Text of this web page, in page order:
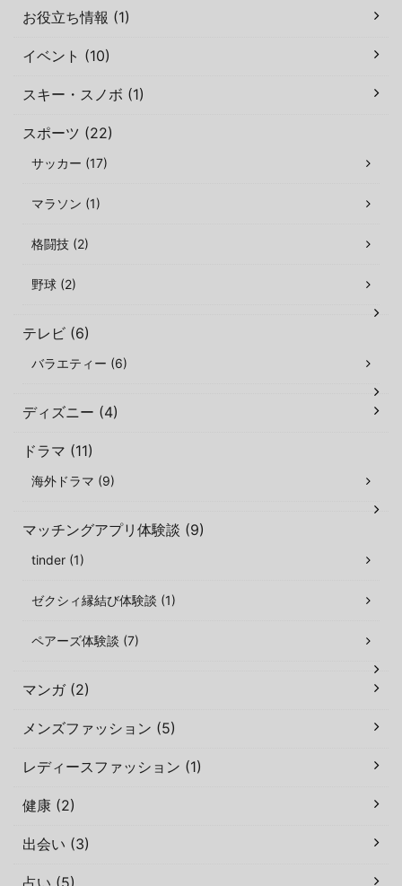
お役立ち情報 (1)
イベント (10)
スキー・スノボ (1)
スポーツ (22)
サッカー (17)
マラソン (1)
格闘技 (2)
野球 (2)
テレビ (6)
バラエティー (6)
ディズニー (4)
ドラマ (11)
海外ドラマ (9)
マッチングアプリ体験談 (9)
tinder (1)
ゼクシィ縁結び体験談 (1)
ペアーズ体験談 (7)
マンガ (2)
メンズファッション (5)
レディースファッション (1)
健康 (2)
出会い (3)
占い (5)